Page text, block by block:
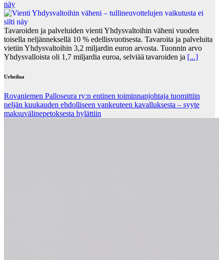
näy
Tavaroiden ja palveluiden vienti Yhdysvaltoihin väheni vuoden
toisella neljänneksellä 10 % edellisvuotisesta. Tavaroita ja palveluita
vietiin Yhdysvaltoihin 3,2 miljardin euron arvosta. Tuonnin arvo
Yhdysvalloista oli 1,7 miljardia euroa, selviää tavaroiden ja [...]
Urheilua
Rovaniemen Palloseura ry:n entinen toiminnanjohtaja tuo­mit­tiin
neljän kuu­kau­den eh­dol­li­seen van­keu­teen ka­val­luk­ses­ta – syyte
mak­su­vä­li­ne­pe­tok­ses­ta hy­lät­tiin